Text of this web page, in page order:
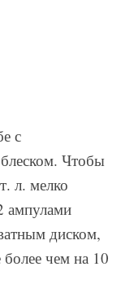
с
Чтобы
л. мелко
ампулами
диском,
более чем на 10